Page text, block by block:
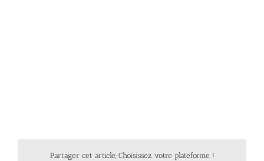
Partager cet article, Choisissez votre plateforme !